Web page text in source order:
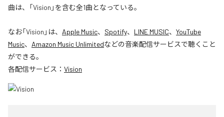
曲は、「Vision」を含む全1曲となっている。
なお「Vision 」は、 Apple Music、 Spotify、 LINE MUSIC、 YouTube
Music、 Amazon Music Unlimitedなどの音楽配信サービスで聴くこと
ができる。
各配信サービス： Vision